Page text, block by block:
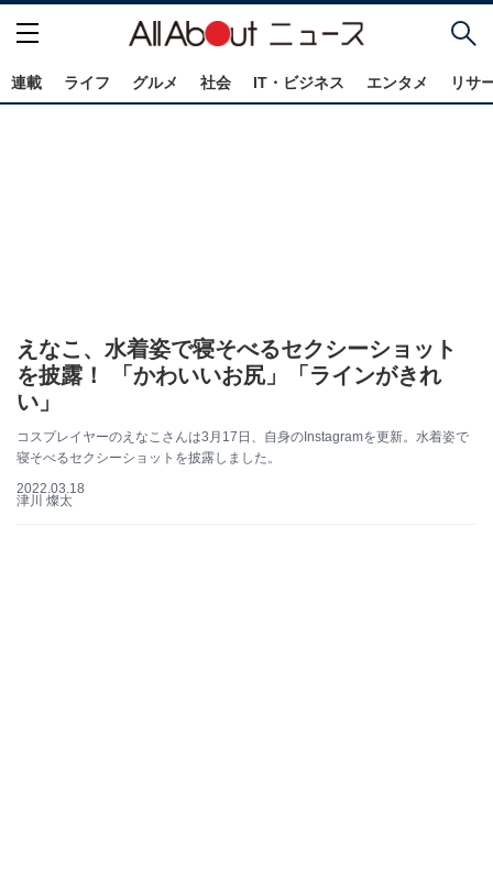
連載 ライフ グルメ 社会 IT・ビジネス エンタメ リサ
えなこ、水着姿で寝そべるセクシーショット
を披露！ 「かわいいお尻」「ラインがきれ
い」
コスプレイヤーのえなこさんは3月17日、自身のInstagramを更新。水着姿で
寝そべるセクシーショットを披露しました。
2022.03.18
津川 燦太